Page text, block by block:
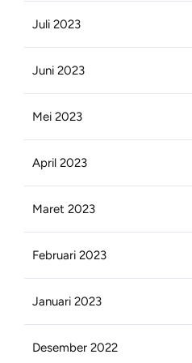
Juli 2023
Juni 2023
Mei 2023
April 2023
Maret 2023
Februari 2023
Januari 2023
Desember 2022